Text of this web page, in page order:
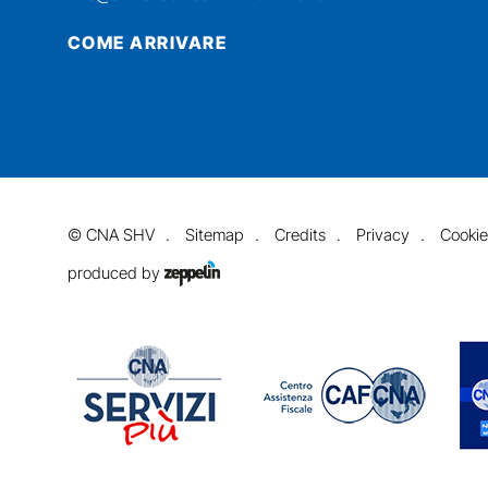
COME ARRIVARE
© CNA SHV Sitemap Credits Privacy
produced by